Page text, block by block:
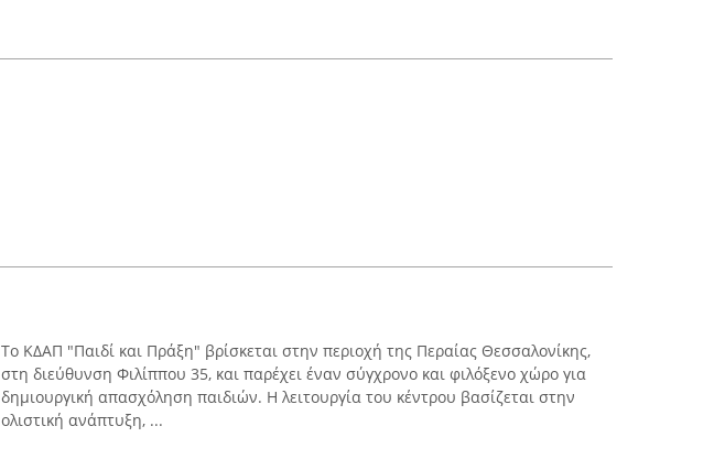
Το ΚΔΑΠ "Παιδί και Πράξη" βρίσκεται στην περιοχή της Περαίας Θεσσαλονίκης,
στη διεύθυνση Φιλίππου 35, και παρέχει έναν σύγχρονο και φιλόξενο χώρο για
δημιουργική απασχόληση παιδιών. Η λειτουργία του κέντρου βασίζεται στην
ολιστική ανάπτυξη, ...